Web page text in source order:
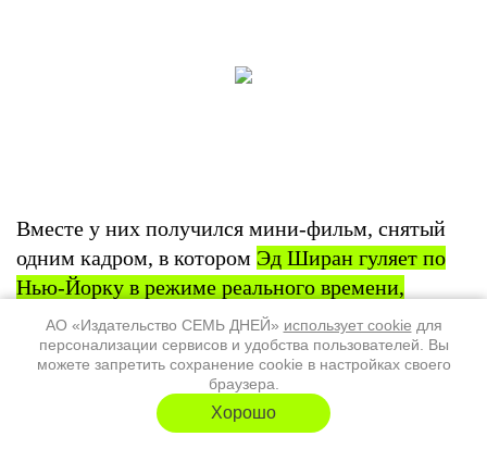
АО «Издательство СЕМЬ ДНЕЙ» использует cookie для
персонализации сервисов и удобства пользователей. Вы
можете запретить сохранение cookie в настройках своего
браузера.
Хорошо
Вместе у них получился мини-фильм, снятый
одним кадром, в котором Эд Ширан гуляет по
Нью-Йорку в режиме реального времени,
исполняя свои хиты в вагонах метро и на
улицах в разных частях города, оставляя за
собой море взволнованных фанатов.
Барантини впечатляюще работает с «одним